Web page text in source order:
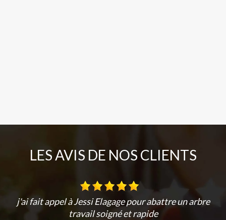
LES AVIS DE NOS CLIENTS
j'ai fait appel à Jessi Elagage pour abattre un arbre
travail soigné et rapide